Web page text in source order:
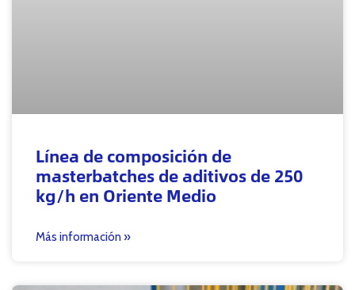
Línea de composición de
masterbatches de aditivos de 250
kg/h en Oriente Medio
Más información »